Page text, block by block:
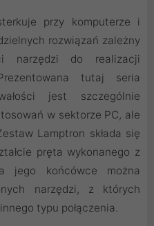
przy komputerze i
rozwiązań zależny
narzędzi do realizacji
tutaj seria
jest szczególnie
w sektorze PC, ale
Lamptron składa się
pręta wykonanego z
jego końcówce można
narzędzi, z których
typu połączenia.